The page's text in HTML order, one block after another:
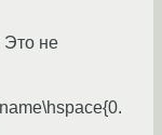
Это не